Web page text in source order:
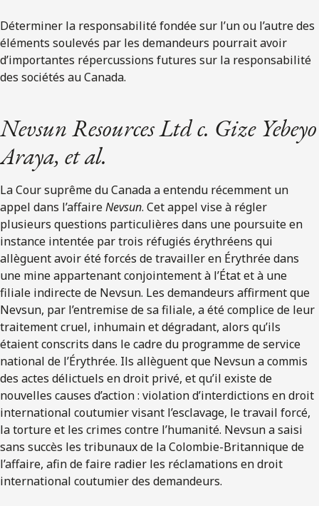
Déterminer la responsabilité fondée sur l’un ou l’autre des
éléments soulevés par les demandeurs pourrait avoir
d’importantes répercussions futures sur la responsabilité
des sociétés au Canada.
Nevsun Resources Ltd c. Gize Yebeyo
Araya, et al.
La Cour suprême du Canada a entendu récemment un
appel dans l’affaireNevsun. Cet appel vise à régler
plusieurs questions particulières dans une poursuite en
instance intentée par trois réfugiés érythréens qui
allèguent avoir été forcés de travailler en Érythrée dans
une mine appartenant conjointement à l’État et à une
filiale indirecte de Nevsun. Les demandeurs affirment que
Nevsun, par l’entremise de sa filiale, a été complice de leur
traitement cruel, inhumain et dégradant, alors qu’ils
étaient conscrits dans le cadre du programme de service
national de l’Érythrée. Ils allèguent que Nevsun a commis
des actes délictuels en droit privé, et qu’il existe de
nouvelles causes d’action : violation d’interdictions en droit
international coutumier visant l’esclavage, le travail forcé,
la torture et les crimes contre l’humanité. Nevsun a saisi
sans succès les tribunaux de la Colombie-Britannique de
l’affaire, afin de faire radier les réclamations en droit
international coutumier des demandeurs.